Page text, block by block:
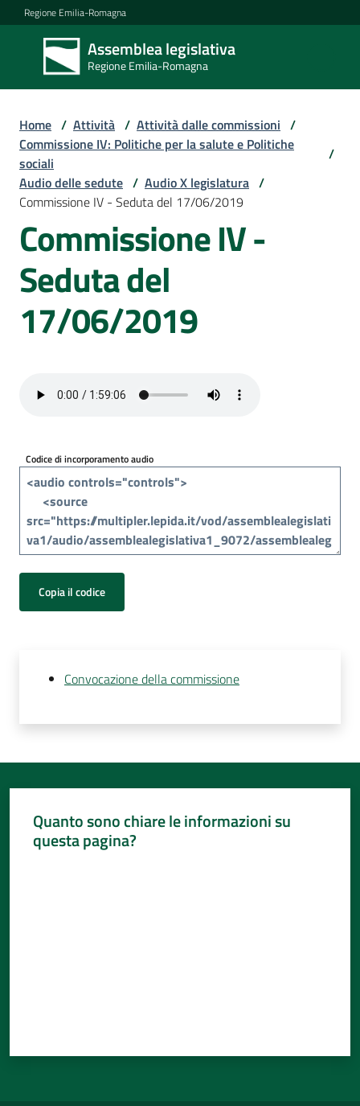
Vai al contenuto
Vai alla navigazione
Vai al footer
Regione Emilia-Romagna
Assemblea legislativa
Regione Emilia-Romagna
Assemblea
legislativa
Regione Emilia-
Assemblea
Attività
media
i
cittadini
Home / Attività / Attività dalle commissioni /
Commissione IV: Politiche per la salute e Politiche
sociali
/
Audio delle sedute / Audio X legislatura /
Commissione IV - Seduta del 17/06/2019
Commissione IV -
Seduta del
17/06/2019
Codice di incorporamento audio
Copia il codice
Convocazione della commissione
Quanto sono chiare le informazioni su
questa pagina?